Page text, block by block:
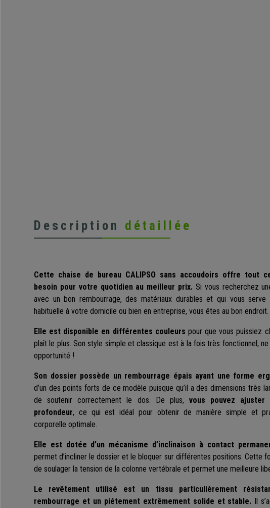
Description détaillée
Cette chaise de bureau CALIPSO sans accoudoirs offre tout
besoin pour votre quotidien au meilleur prix. Si vous recherchez
avec un bon rembourrage, des matériaux durables et qui vous serve
habituelle à votre domicile ou bien en entreprise, vous êtes au bon endroit.
Elle est disponible en différentes couleurs pour que vous puissiez
plaît le plus. Son style simple et classique est à la fois très fonctionnel,
opportunité !
Son dossier possède un rembourrage épais ayant une forme
d’un des points forts de ce modèle puisque qu’il a des dimensions très
de soutenir correctement le dos. De plus,vous pouvez
profondeur, ce qui est idéal pour obtenir de manière simple et
corporelle optimale.
Elle est dotée d’un mécanisme d’inclinaison à contact
permet d’incliner le dossier et le bloquer sur différentes positions. Cette
de soulager la tension de la colonne vertébrale et permet une meilleure
Le revêtement utilisé est un tissu particulièrement
rembourrage et un piétement extrêmement solide et stable. Il